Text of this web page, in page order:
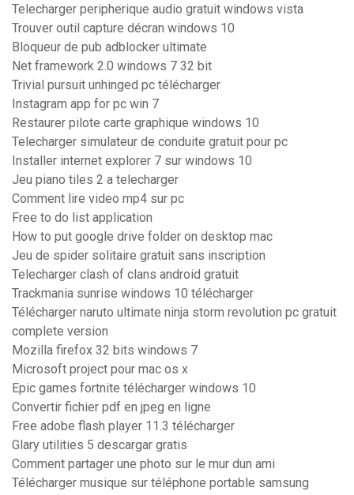
Telecharger peripherique audio gratuit windows vista
Trouver outil capture décran windows 10
Bloqueur de pub adblocker ultimate
Net framework 2.0 windows 7 32 bit
Trivial pursuit unhinged pc télécharger
Instagram app for pc win 7
Restaurer pilote carte graphique windows 10
Telecharger simulateur de conduite gratuit pour pc
Installer internet explorer 7 sur windows 10
Jeu piano tiles 2 a telecharger
Comment lire video mp4 sur pc
Free to do list application
How to put google drive folder on desktop mac
Jeu de spider solitaire gratuit sans inscription
Telecharger clash of clans android gratuit
Trackmania sunrise windows 10 télécharger
Télécharger naruto ultimate ninja storm revolution pc gratuit
complete version
Mozilla firefox 32 bits windows 7
Microsoft project pour mac os x
Epic games fortnite télécharger windows 10
Convertir fichier pdf en jpeg en ligne
Free adobe flash player 11.3 télécharger
Glary utilities 5 descargar gratis
Comment partager une photo sur le mur dun ami
Télécharger musique sur téléphone portable samsung